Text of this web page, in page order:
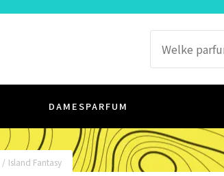
DAMESPARFUM
/ Island Fantasy